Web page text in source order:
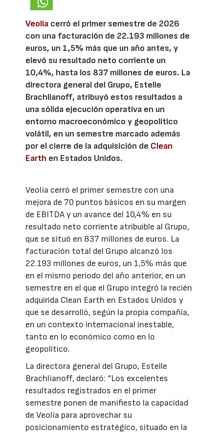
Veolia cerró el primer semestre de 2026
con una facturación de 22.193 millones de
euros, un 1,5% más que un año antes, y
elevó su resultado neto corriente un
10,4%, hasta los 837 millones de euros. La
directora general del Grupo, Estelle
Brachlianoff, atribuyó estos resultados a
una sólida ejecución operativa en un
entorno macroeconómico y geopolítico
volátil, en un semestre marcado además
por el cierre de la adquisición de Clean
Earth en Estados Unidos.
Veolia cerró el primer semestre con una
mejora de 70 puntos básicos en su margen
de EBITDA y un avance del 10,4% en su
resultado neto corriente atribuible al Grupo,
que se situó en 837 millones de euros. La
facturación total del Grupo alcanzó los
22.193 millones de euros, un 1,5% más que
en el mismo periodo del año anterior, en un
semestre en el que el Grupo integró la recién
adquirida Clean Earth en Estados Unidos y
que se desarrolló, según la propia compañía,
en un contexto internacional inestable,
tanto en lo económico como en lo
geopolítico.
La directora general del Grupo, Estelle
Brachlianoff, declaró: “Los excelentes
resultados registrados en el primer
semestre ponen de manifiesto la capacidad
de Veolia para aprovechar su
posicionamiento estratégico, situado en la